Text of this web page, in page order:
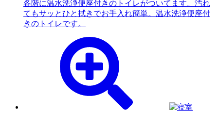
各階に温水洗浄便座付きのトイレがついてます。汚れ
てもサッとひと拭きでお手入れ簡単。温水洗浄便座付
きのトイレです。